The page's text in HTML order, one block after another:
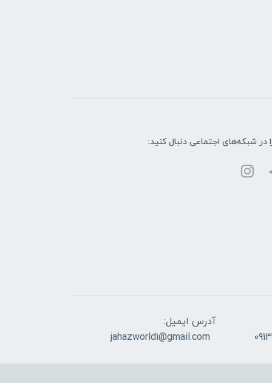
در شبکه‌های اجتماعی دنبال کنید:
آدرس ایمیل:
jahazworld1@gmail.com